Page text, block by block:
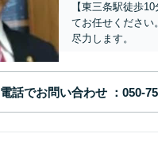
【東三条駅徒歩
てお任せください
尽力します。
電話でお問い合わせ